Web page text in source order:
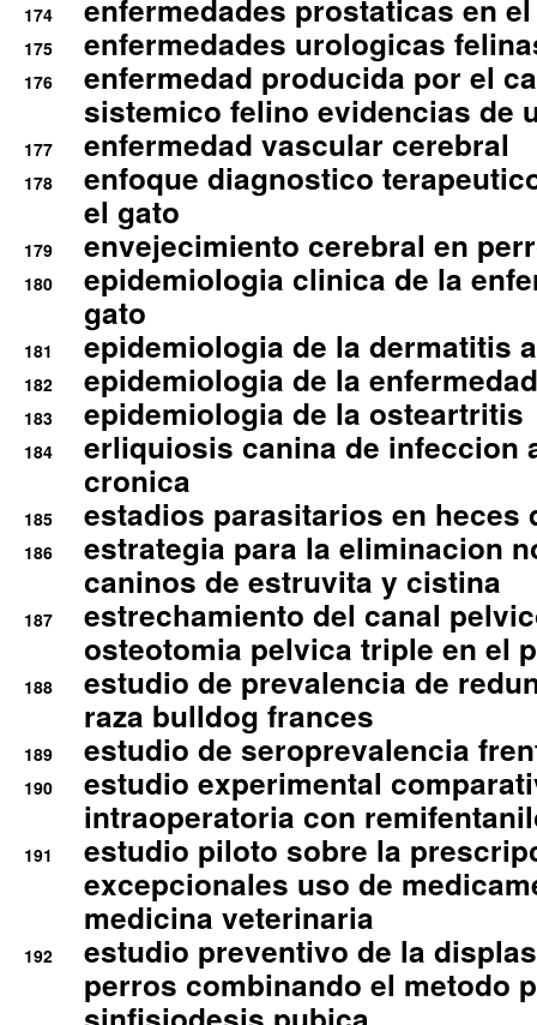
174 enfermedades prostaticas en
175 enfermedades urologicas
176
enfermedad producida por el
sistemico felino evidencias de
177 enfermedad vascular cerebral
178
enfoque diagnostico
el gato
179 envejecimiento cerebral en
180
epidemiologia clinica de la
gato
181 epidemiologia de la dermatitis
182 epidemiologia de la
183 epidemiologia de la osteartritis
184
erliquiosis canina de infeccion
cronica
185 estadios parasitarios en heces
186
estrategia para la eliminacion
caninos de estruvita y cistina
187
estrechamiento del canal
osteotomia pelvica triple en el
188
estudio de prevalencia de
raza bulldog frances
189 estudio de seroprevalencia
190
estudio experimental
intraoperatoria con
191
estudio piloto sobre la
excepcionales uso de
medicina veterinaria
192
estudio preventivo de la
perros combinando el metodo